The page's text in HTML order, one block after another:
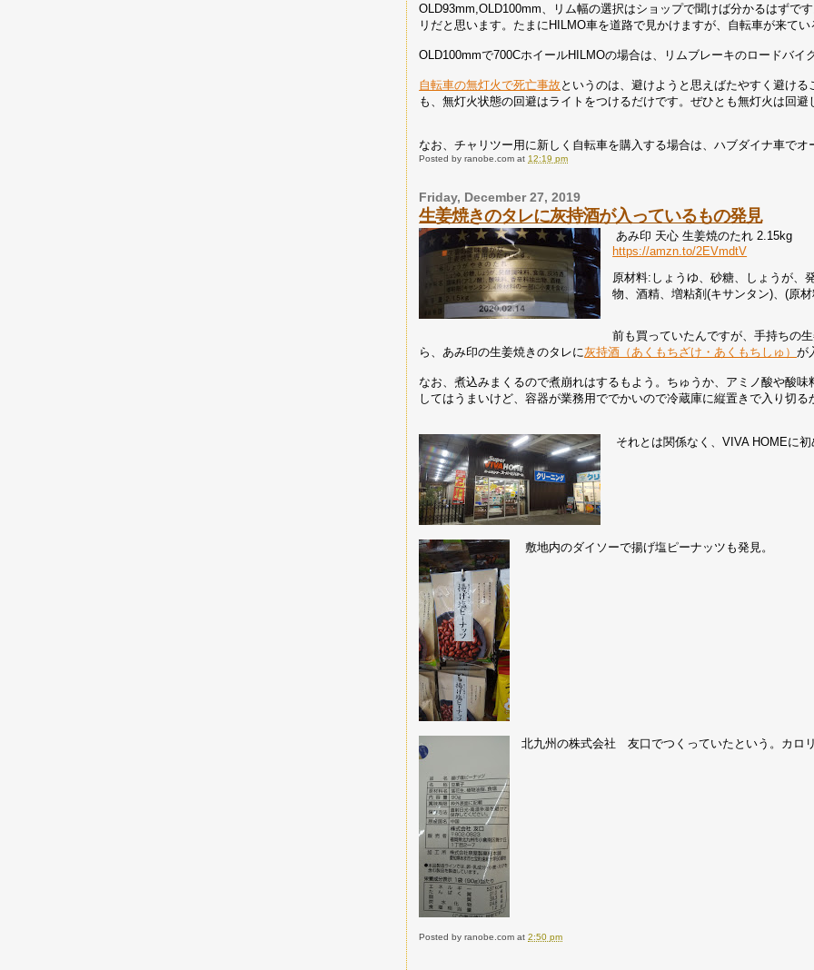
OLD93mm,OLD100mm、リム幅の選択はショップで聞けば分かるはずで
リだと思います。たまにHILMO車を道路で見かけますが、自転車が来てい
OLD100mmで700CホイールHILMOの場合は、リムブレーキのロードバイ
自転車の無灯火で死亡事故 というのは、避けようと思えばたやすく避け
も、無灯火状態の回避はライトをつけるだけです。ぜひとも無灯火は回避
なお、チャリツー用に新しく自転車を購入する場合は、ハブダイナ車で
Posted byranobe.com at 12:19 pm
Friday, December 27, 2019
生姜焼きのタレに灰持酒が入っているもの発見
あみ印 天心 生姜焼のたれ 2.15kg
https://amzn.to/2EVmdtV
原材料:しょうゆ、砂糖、しょうが、
物、酒精、増粘剤(キサンタン)、(原
前も買っていたんですが、手持ちの
ら、あみ印の生姜焼きのタレに灰持酒（あくもちざけ・あくもちしゅ）が
なお、煮込みまくるので煮崩れはするもよう。ちゅうか、アミノ酸や酸
してはうまいけど、容器が業務用ででかいので冷蔵庫に縦置きで入り切る
それとは関係なく、VIVA HOMEに
敷地内のダイソーで揚げ塩ピーナッツも発見。
北九州の株式会社 友口でつくっていたという。カロ
Posted byranobe.com at2:50 pm